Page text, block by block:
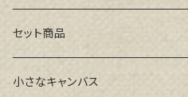
セット商品
小さなキャンバス